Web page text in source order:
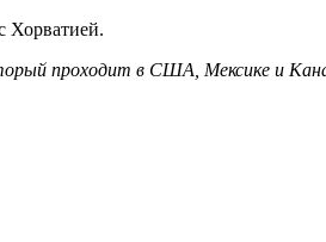
Хорватией.
проходит в США, Мексике и